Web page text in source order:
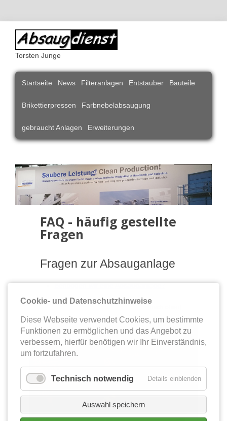
Torsten Junge
Navigation
überspringen
Startseite News Filteranlagen Entstauber Bauteile
Brikettierpressen Farbnebelabsaugung
gebraucht Anlagen Erweiterungen
FAQ - häufig gestellte
Fragen
Fragen zur Absauganlage
Benötigen wir eine Absauganlage?
Absauganlagen
Cookie- und Datenschutzhinweise
Diese Webseite verwendet Cookies, um bestimmte
Funktionen zu ermöglichen und das Angebot zu
verbessern, hierfür benötigen wir Ihr Einverständnis,
um fortzufahren.
Technisch notwendig Details einblenden
Auswahl speichern